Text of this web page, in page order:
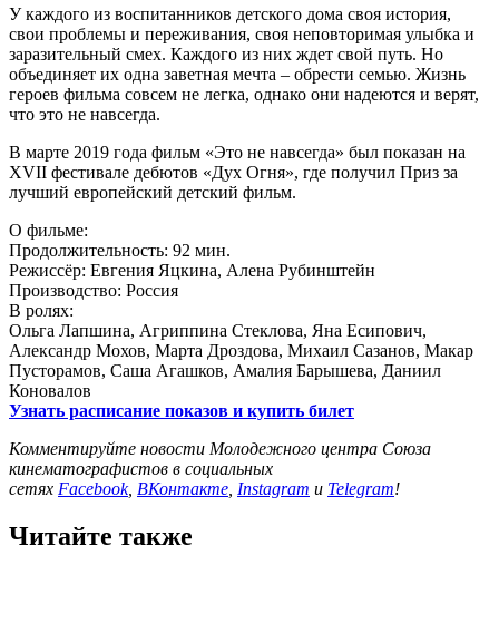
У каждого из воспитанников детского дома своя история,
свои проблемы и переживания, своя неповторимая улыбка и
заразительный смех. Каждого из них ждет свой путь. Но
объединяет их одна заветная мечта – обрести семью. Жизнь
героев фильма совсем не легка, однако они надеются и верят,
что это не навсегда.
В марте 2019 года фильм «Это не навсегда» был показан на
XVII фестивале дебютов «Дух Огня», где получил Приз за
лучший европейский детский фильм.
О фильме:
Продолжительность: 92 мин.
Режиссёр: Евгения Яцкина, Алена Рубинштейн
Производство: Россия
В ролях:
Ольга Лапшина, Агриппина Стеклова, Яна Есипович,
Александр Мохов, Марта Дроздова, Михаил Сазанов, Макар
Пусторамов, Саша Агашков, Амалия Барышева, Даниил
Коновалов
Узнать расписание показов и купить билет
Комментируйте новости Молодежного центра Союза
кинематографистов в социальных
сетях Facebook, ВКонтакте Instagram и Telegram!
Читайте также